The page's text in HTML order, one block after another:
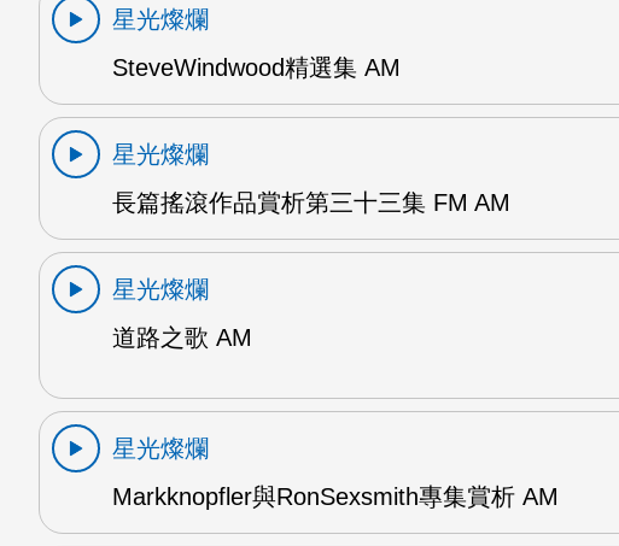
星光燦爛
SteveWindwood精選集 AM
星光燦爛
長篇搖滾作品賞析第三十三集 FM AM
星光燦爛
道路之歌 AM
星光燦爛
Markknopfler與RonSexsmith專集賞析 AM